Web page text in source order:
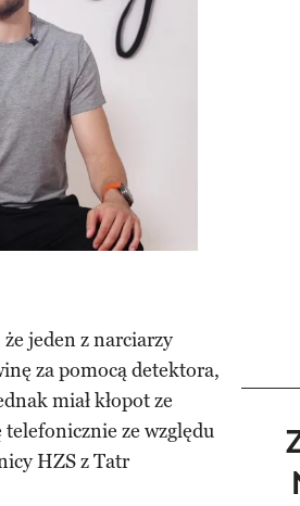
jeden z narciarzy
za pomocą detektora,
miał kłopot ze
telefonicznie ze względu
HZS z Tatr